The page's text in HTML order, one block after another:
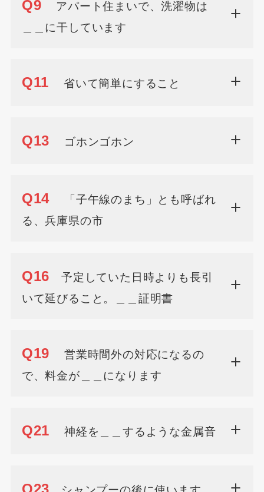
Q9
アパート住まいで、洗濯物は
＿＿に干しています
Q11 省いて簡単にすること
Q13 ゴホンゴホン
Q14
「子午線のまち」とも呼ばれ
る、兵庫県の市
Q16 予定していた日時よりも長引
いて延びること。＿＿証明書
Q19
営業時間外の対応になるの
で、料金が＿＿になります
Q21 神経を＿＿するような金属音